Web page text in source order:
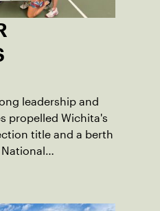
leadership and
propelled Wichita's
title and a berth